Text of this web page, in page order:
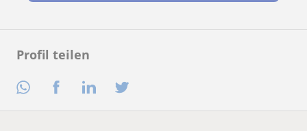
Profil teilen